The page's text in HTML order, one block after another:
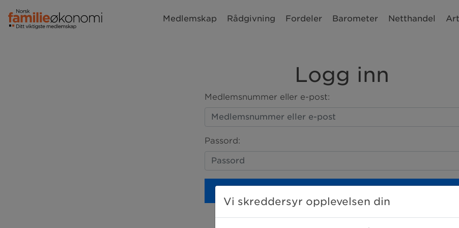
Medlemskap Rådgivning Fordeler Barometer Netthandel
Logg inn
Medlemsnummer eller e-post:
Passord:
Vi skreddersyr opplevelsen din